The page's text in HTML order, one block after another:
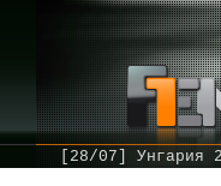
[28/07] Унгария